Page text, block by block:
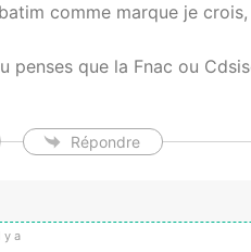
comme marque je
penses que la Fnac ou
Répondre
y a